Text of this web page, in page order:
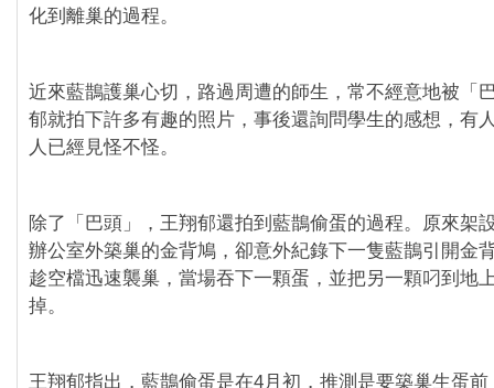
化到離巢的過程。
近來藍鵲護巢心切，路過周遭的師生，常不經意地被「
郁就拍下許多有趣的照片，事後還詢問學生的感想，有
人已經見怪不怪。
除了「巴頭」，王翔郁還拍到藍鵲偷蛋的過程。原來架
辦公室外築巢的金背鳩，卻意外紀錄下一隻藍鵲引開金
趁空檔迅速襲巢，當場吞下一顆蛋，並把另一顆叼到地
掉。
王翔郁指出，藍鵲偷蛋是在4月初，推測是要築巢生蛋